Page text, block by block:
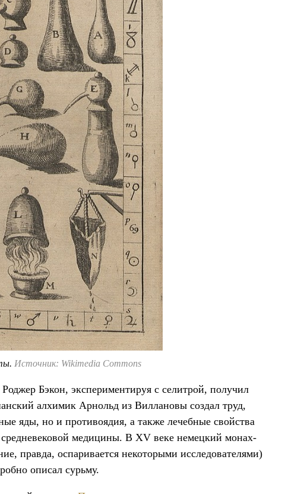
Источник: Wikimedia Commons
Бэкон, экспериментируя с селитрой, получил
алхимик Арнольд из Виллановы создал труд,
яды, но и противоядия, а также лечебные свойства
медицины. В XV веке немецкий монах-
правда, оспаривается некоторыми исследователями)
описал сурьму.